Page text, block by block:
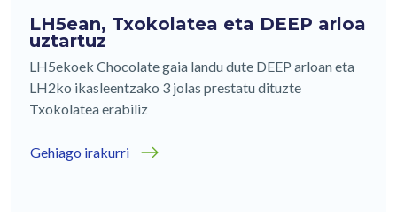
LH5ean, Txokolatea eta DEEP arloa
uztartuz
LH5ekoek Chocolate gaia landu dute DEEP arloan eta
LH2ko ikasleentzako 3 jolas prestatu dituzte
Txokolatea erabiliz
Gehiago irakurri